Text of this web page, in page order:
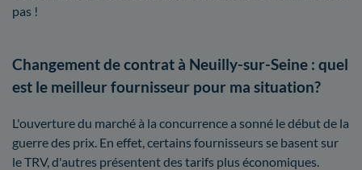
pas !
Changement de contrat à Neuilly-sur-Seine : quel
est le meilleur fournisseur pour ma situation?
L'ouverture du marché à la concurrence a sonné le début de la
guerre des prix. En effet, certains fournisseurs se basent sur
le TRV, d'autres présentent des tarifs plus économiques.